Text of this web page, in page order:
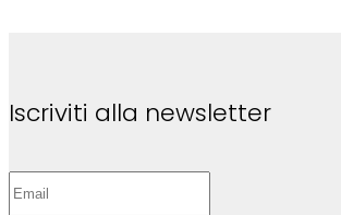
Iscriviti alla newsletter